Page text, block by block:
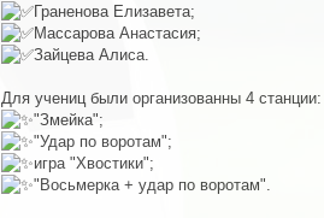
Граненова Елизавета;
Массарова Анастасия;
Зайцева Алиса.
Для учениц были организованны 4 станции:
"Змейка";
"Удар по воротам";
игра "Хвостики";
"Восьмерка + удар по воротам".